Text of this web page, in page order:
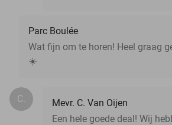
Parc Boulée
Wat fijn om te horen! Heel graag
☀️
C.
Mevr. C. Van Oijen
Een hele goede deal! Wij